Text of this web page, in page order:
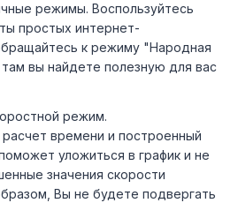
режимы. Воспользуйтесь
простых интернет-
к режиму "Народная
вы найдете полезную для вас
режим.
времени и построенный
уложиться в график и не
значения скорости
Вы не будете подвергать